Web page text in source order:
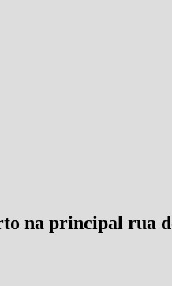
na principal rua